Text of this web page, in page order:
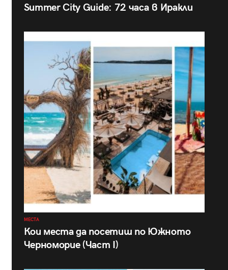
Summer City Guide: 72 часа в Иракли
МЕСТА
Кои места да посетиш по Южното
Черноморие (Част I)